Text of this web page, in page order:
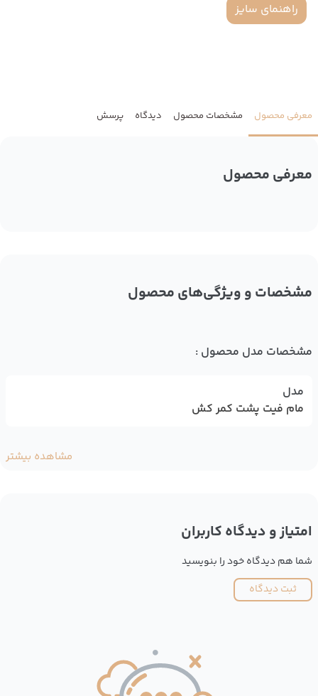
راهنمای سایز
معرفی محصول مشخصات محصول دیدگاه پرسش
معرفی محصول
مشخصات و ویژگی‌های محصول
مشخصات مدل محصول :
مدل
مام فیت پشت کمر کش
مشاهده بیشتر
امتیاز و دیدگاه کاربران
شما هم دیدگاه خود را بنویسید
ثبت دیدگاه